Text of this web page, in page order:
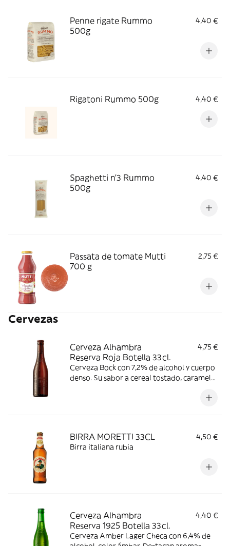
Penne rigate Rummo
500g
4,40 €
Rigatoni Rummo 500g 4,40 €
Spaghetti n'3 Rummo
500g
4,40 €
Passata de tomate Mutti
700 g
2,75 €
Cervezas
Cerveza Alhambra
Reserva Roja Botella 33cl.
4,75 €
Cerveza Bock con 7,2% de alcohol y cuerpo
denso. Su sabor a cereal tostado, caramelo
BIRRA MORETTI 33CL
4,50 €
Birra italiana rubia
Cerveza Alhambra
Reserva 1925 Botella 33cl.
4,40 €
Cerveza Amber Lager Checa con 6,4% de